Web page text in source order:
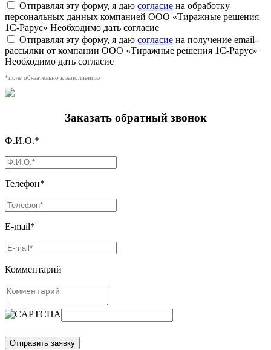
Отправляя эту форму, я даю согласие на обработку
персональных данных компанией ООО «Тиражные решения
1С-Рарус» Необходимо дать согласие
Отправляя эту форму, я даю согласие на получение email-
рассылки от компании ООО «Тиражные решения 1С-Рарус»
Необходимо дать согласие
*поле обязательно к заполнению
Заказать обратный звонок
Ф.И.О.*
Телефон*
E-mail*
Комментарий